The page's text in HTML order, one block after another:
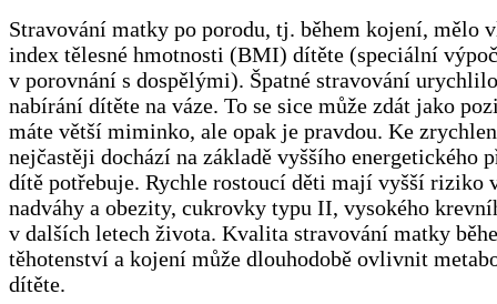
Stravování matky po porodu, tj. během kojení, mělo
index tělesné hmotnosti (BMI) dítěte (speciální
v porovnání s dospělými). Špatné stravování
nabírání dítěte na váze. To se sice může zdát jako
máte větší miminko, ale opak je pravdou. Ke
nejčastěji dochází na základě vyššího energetického
dítě potřebuje. Rychle rostoucí děti mají vyšší riziko
nadváhy a obezity, cukrovky typu II, vysokého
v dalších letech života. Kvalita stravování matky
těhotenství a kojení může dlouhodobě ovlivnit
dítěte.